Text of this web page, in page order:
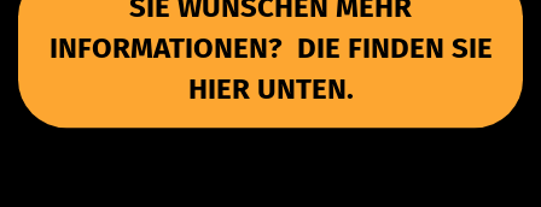
SIE WÜNSCHEN MEHR
INFORMATIONEN? DIE FINDEN SIE
HIER UNTEN.